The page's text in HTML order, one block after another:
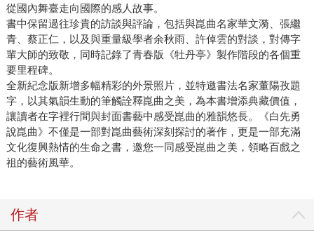
從國內舞臺走向國際的感人故事。
書中保留過往珍貴的訪談與評論，包括與崑曲名家華文漪、張繼
青、蔡正仁，以及與重量級學者余秋雨、許倬雲的對談，對傳字
輩大師的致敬，同時記錄了青春版《牡丹亭》製作階段的各個重
要里程碑。
全新紀念版新增多幅精彩的外景照片，並特邀書法名家董陽孜題
字，以其氣韻生動的筆觸詮釋崑曲之美，為本書增添典藏價值，
讓讀者在字裡行間與封面書藝中感受崑曲的雅韻悠長。《白先勇
說崑曲》不僅是一部對崑曲藝術深刻探討的著作，更是一部充滿
文化復興熱情的生命之書，邀您一同感受崑曲之美，領略百戲之
祖的藝術風華。
作者